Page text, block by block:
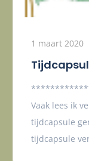
1 maart 2020
Vaak lees ik
tijdcapsule
tijdcapsule